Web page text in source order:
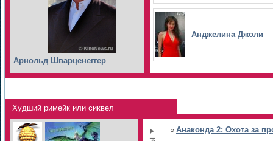
Арнольд Шварценеггер
Анджелина Джоли
Худший римейк или сиквел
» Анаконда 2: Охота за